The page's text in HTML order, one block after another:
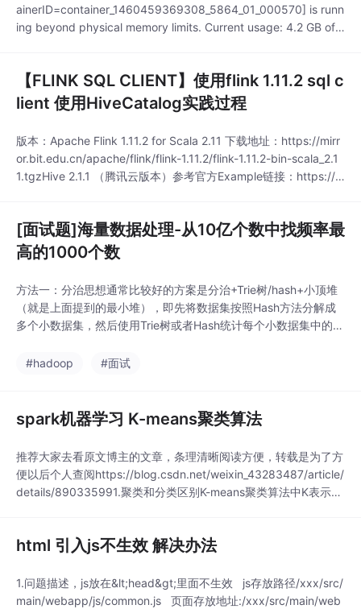
ainerID=container_1460459369308_5864_01_000570] is runn
ing beyond physical memory limits. Current usage: 4.2 GB of
【FLINK SQL CLIENT】使用flink 1.11.2 sql c
lient 使用HiveCatalog实践过程
版本：Apache Flink 1.11.2 for Scala 2.11 下载地址：https://mirr
or.bit.edu.cn/apache/flink/flink-1.11.2/flink-1.11.2-bin-scala_2.1
1.tgzHive 2.1.1 （腾讯云版本）参考官方Example链接：https://c
[面试题]海量数据处理-从10亿个数中找频率最
高的1000个数
方法一：分治思想通常比较好的方案是分治+Trie树/hash+小顶堆
（就是上面提到的最小堆），即先将数据集按照Hash方法分解成
多个小数据集，然后使用Trie树或者Hash统计每个小数据集中的q
数，最后在所有top K中求出最终的top K。方法二：hadoop的ma
#hadoop #面试
spark机器学习 K-means聚类算法
推荐大家去看原文博主的文章，条理清晰阅读方便，转载是为了方
便以后个人查阅https://blog.csdn.net/weixin_43283487/article/
details/890335991.聚类和分类区别K-means聚类算法中K表示将
簇，将不相似的对象归为不同簇，
html 引入js不生效 解决办法
1.问题描述，js放在&lt;head&gt;里面不生效 js存放路径/xxx/src/
main/webapp/js/common.js 页面存放地址:/xxx/src/main/web